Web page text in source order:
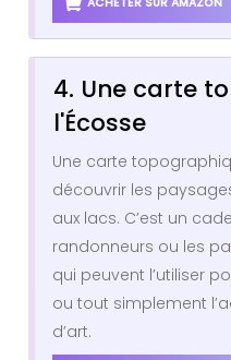
4. Une carte
l'Écosse
Une carte
découvrir les
aux lacs. C’est un
randonneurs ou les
qui peuvent l’utiliser
ou tout simplement
d’art.